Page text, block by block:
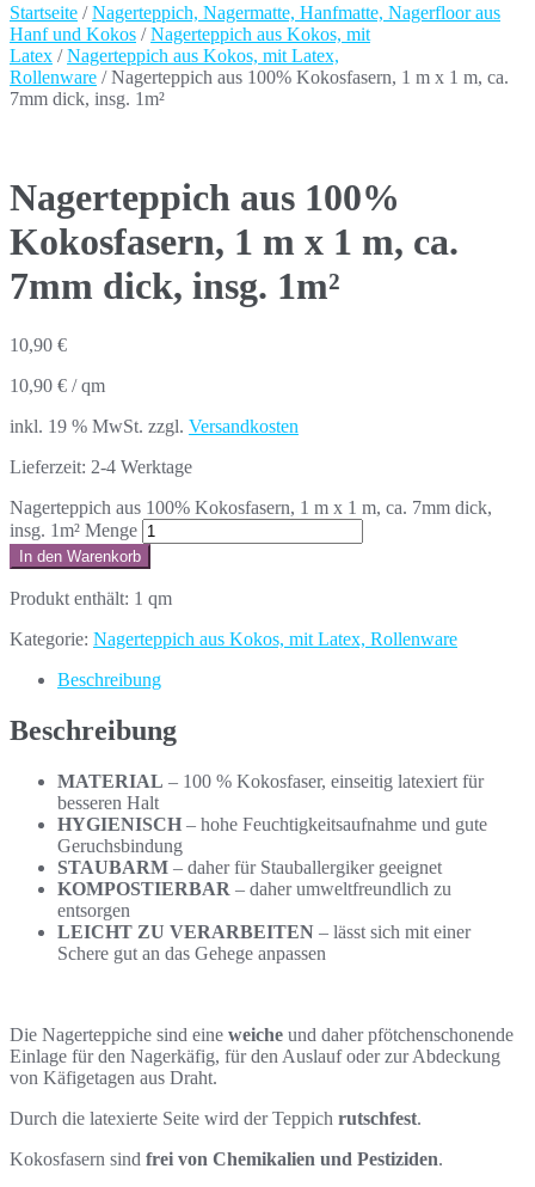
Startseite /Nagerteppich, Nagermatte, Hanfmatte, Nagerfloor aus
Hanf und Kokos /Nagerteppich aus Kokos, mit
Latex /Nagerteppich aus Kokos, mit Latex,
Rollenware / Nagerteppich aus 100% Kokosfasern, 1 m x 1 m, ca.
7mm dick, insg. 1m²
Nagerteppich aus 100%
Kokosfasern, 1 m x 1 m, ca.
7mm dick, insg. 1m²
10,90 €
10,90 € /qm
inkl. 19 % MwSt. zzgl. Versandkosten
Lieferzeit: 2-4 Werktage
Nagerteppich aus 100% Kokosfasern, 1 m x 1 m, ca. 7mm dick,
insg. 1m² Menge
In den Warenkorb
Produkt enthält: 1 qm
Kategorie: Nagerteppich aus Kokos, mit Latex, Rollenware
Beschreibung
Beschreibung
MATERIAL – 100 % Kokosfaser, einseitig latexiert für
besseren Halt
HYGIENISCH – hohe Feuchtigkeitsaufnahme und gute
Geruchsbindung
STAUBARM – daher für Stauballergiker geeignet
KOMPOSTIERBAR – daher umweltfreundlich zu
entsorgen
LEICHT ZU VERARBEITEN – lässt sich mit einer
Schere gut an das Gehege anpassen
Die Nagerteppiche sind eine weiche und daher pfötchenschonende
Einlage für den Nagerkäfig, für den Auslauf oder zur Abdeckung
von Käfigetagen aus Draht.
Durch die latexierte Seite wird der Teppich rutschfest.
Kokosfasern sind frei von Chemikalien und Pestiziden.